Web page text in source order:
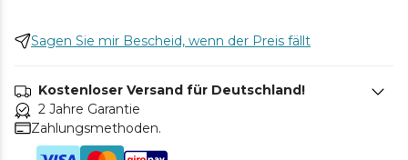
Sagen Sie mir Bescheid, wenn der Preis fällt
Kostenloser Versand für Deutschland!
2 Jahre Garantie
Zahlungsmethoden.